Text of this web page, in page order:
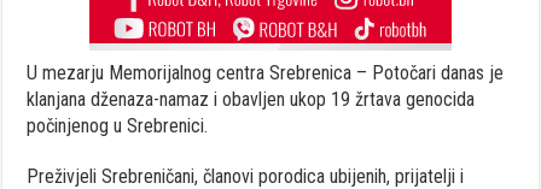
U mezarju Memorijalnog centra Srebrenica – Potočari danas je
klanjana dženaza-namaz i obavljen ukop 19 žrtava genocida
počinjenog u Srebrenici.
Preživjeli Srebreničani, članovi porodica ubijenih, prijatelji i